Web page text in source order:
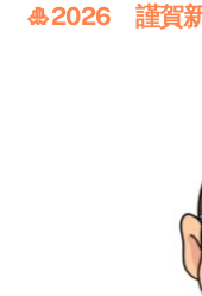
🎍2026 謹賀